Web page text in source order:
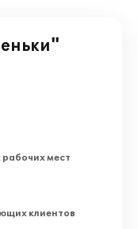
мест
клиентов